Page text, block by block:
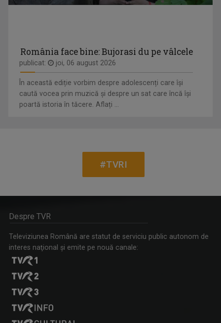
România face bine: Bujorasi du pe vâlcele
publicat: joi, 06 august 2026
În această ediție vorbim despre adolescenți care își
caută vocea prin muzică și despre un sat care încă își
poartă istoria în tăcere. Aflați ...
#TVRI
Despre TVR
Televiziunea Română are statut de serviciu public autonom de
interes naţional şi emite pe nouă canale: